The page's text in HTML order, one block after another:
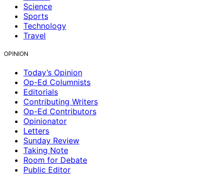
Science
Sports
Technology
Travel
OPINION
Today’s Opinion
Op-Ed Columnists
Editorials
Contributing Writers
Op-Ed Contributors
Opinionator
Letters
Sunday Review
Taking Note
Room for Debate
Public Editor